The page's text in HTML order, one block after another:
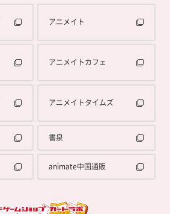
アニメイト
アニメイトカフェ
アニメイトタイムズ
書泉
animate中国通販